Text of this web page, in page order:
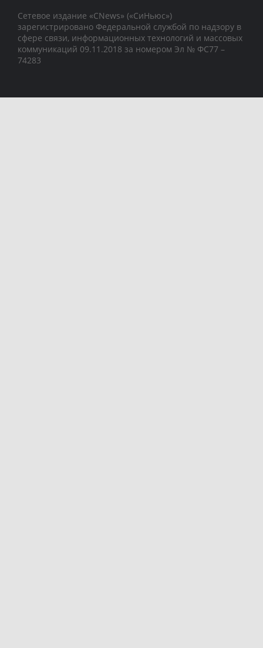
Сетевое издание «CNews» («СиНьюс»)
зарегистрировано Федеральной службой по надзору в
сфере связи, информационных технологий и массовых
коммуникаций 09.11.2018 за номером Эл № ФС77 –
74283